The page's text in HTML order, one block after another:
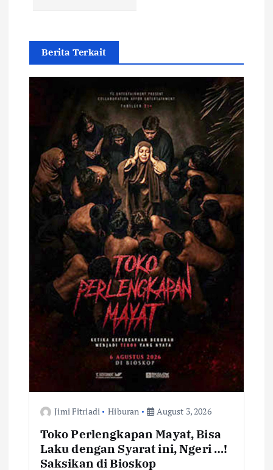
a
t
o
Berita Terkait
Jimi Fitriadi Hiburan August 3, 2026
Toko Perlengkapan Mayat, Bisa
Laku dengan Syarat ini, Ngeri …!
Saksikan di Bioskop